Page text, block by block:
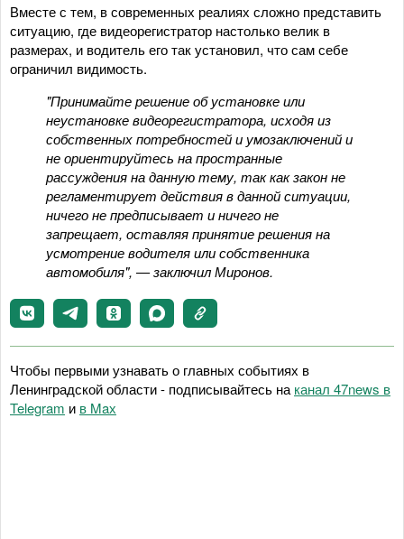
Вместе с тем, в современных реалиях сложно представить
ситуацию, где видеорегистратор настолько велик в
размерах, и водитель его так установил, что сам себе
ограничил видимость.
"Принимайте решение об установке или
неустановке видеорегистратора, исходя из
собственных потребностей и умозаключений и
не ориентируйтесь на пространные
рассуждения на данную тему, так как закон не
регламентирует действия в данной ситуации,
ничего не предписывает и ничего не
запрещает, оставляя принятие решения на
усмотрение водителя или собственника
автомобиля", — заключил Миронов.
Чтобы первыми узнавать о главных событиях в
Ленинградской области - подписывайтесь на канал 47news в
Telegram и в Maх